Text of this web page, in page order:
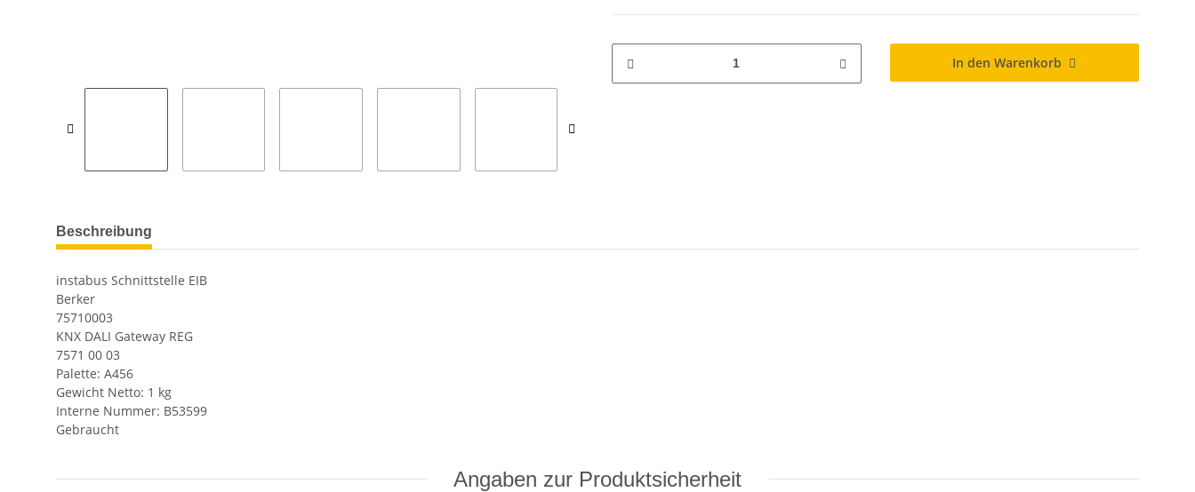
In den Warenkorb
Beschreibung
instabus Schnittstelle EIB
Berker
75710003
KNX DALI Gateway REG
7571 00 03
Palette: A456
Gewicht Netto: 1 kg
Interne Nummer: B53599
Gebraucht
Angaben zur Produktsicherheit